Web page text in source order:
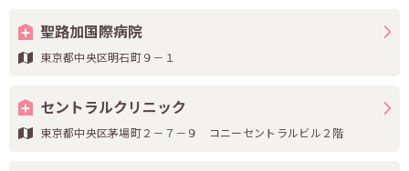
聖路加国際病院
東京都中央区明石町９－１
セントラルクリニック
東京都中央区茅場町２－７－９ コニーセントラルビル２階